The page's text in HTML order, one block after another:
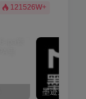
121526W+